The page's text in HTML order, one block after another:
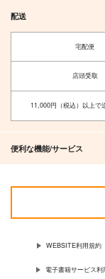
配送
宅配便
店頭受取
11,000円（税込）以上で
便利な機能/サービス
WEBSITE利用規約
電子書籍サービス利